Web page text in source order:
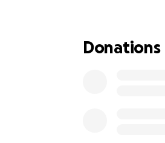
Donations